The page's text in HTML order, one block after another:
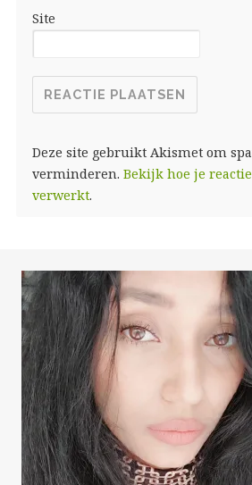
Site
Deze site gebruikt Akismet om
verminderen. Bekijk hoe je
verwerkt.